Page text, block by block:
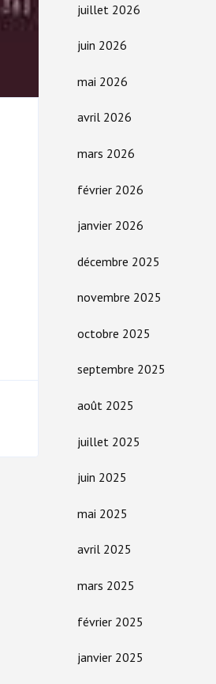
juillet 2026
juin 2026
mai 2026
avril 2026
mars 2026
février 2026
janvier 2026
décembre 2025
novembre 2025
octobre 2025
septembre 2025
août 2025
juillet 2025
juin 2025
mai 2025
avril 2025
mars 2025
février 2025
janvier 2025